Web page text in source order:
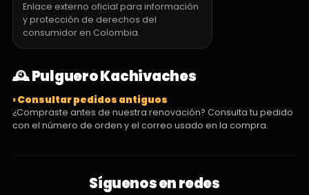
Enlace externo oficial para información
y protección de derechos del
consumidor en Colombia.
🕰️ Pulguero Kachivaches
› Consultar pedidos antiguos
¿Compraste antes de nuestra renovación? Consulta tu pedido
con el número de orden y el correo usado en la compra.
Síguenos en redes